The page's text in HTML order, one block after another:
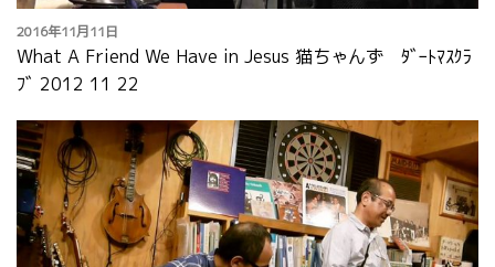
2016年11月11日
What A Friend We Have in Jesus 猫ちゃんず ﾀﾞｰﾄﾏｽｸﾗ
ﾌﾞ 2012 11 22